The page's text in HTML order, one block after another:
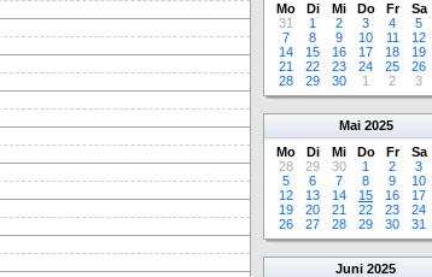
Mo
Di Mi Do Fr Sa
31
1 2 3 4 5
7
8 9 10 11 12
14
15 16 17 18 19
21
22 23 24 25 26
28
29 30 1 2 3
Mai 2025
Mo
Di Mi Do Fr Sa
28
29 30 1 2 3
5
6 7 8 9 10
12
13 14 15 16 17
19
20 21 22 23 24
26
27 28 29 30 31
Juni 2025